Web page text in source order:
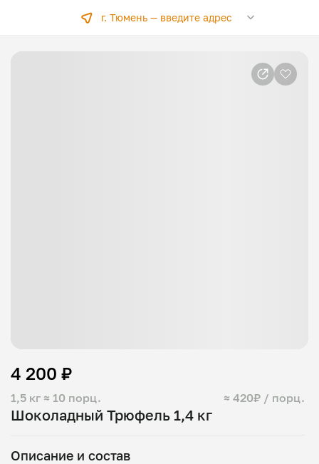
г. Тюмень — введите адрес
Шоколадный Трюфель 1,4 кг
1,5 кг ≈ 10 порц. ≈ 420₽ / порц.
4 200 ₽
Описание и состав